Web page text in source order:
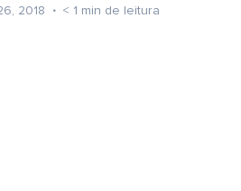
2018 < 1 min de leitura